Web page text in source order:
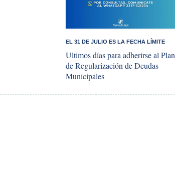
EL 31 DE JULIO ES LA FECHA LÍMITE
Ultimos días para adherirse al Plan
de Regularización de Deudas
Municipales